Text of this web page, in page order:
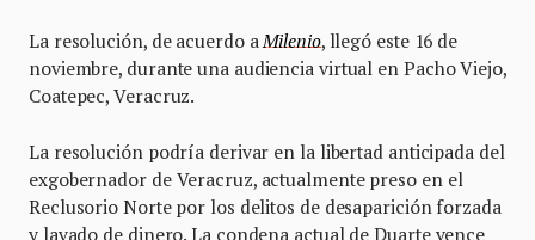
La resolución, de acuerdo a Milenio, llegó este 16 de
noviembre, durante una audiencia virtual en Pacho Viejo,
Coatepec, Veracruz.
La resolución podría derivar en la libertad anticipada del
exgobernador de Veracruz, actualmente preso en el
Reclusorio Norte por los delitos de desaparición forzada
y lavado de dinero. La condena actual de Duarte vence